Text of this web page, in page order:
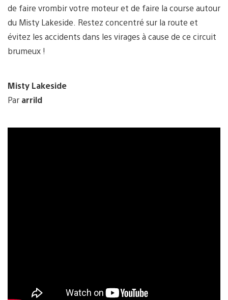
de faire vrombir votre moteur et de faire la course autour
du Misty Lakeside. Restez concentré sur la route et
évitez les accidents dans les virages à cause de ce circuit
brumeux !
Misty Lakeside
Par arrild